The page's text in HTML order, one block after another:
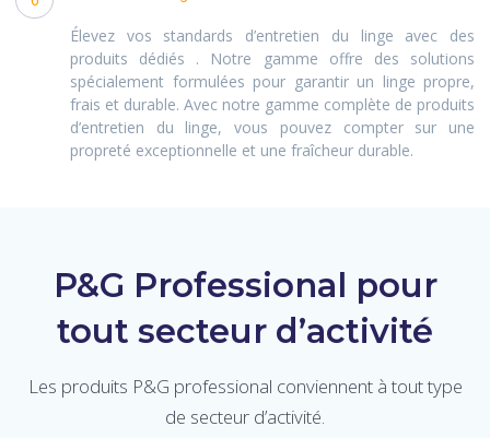
Élevez vos standards d’entretien du linge avec des
produits dédiés . Notre gamme offre des solutions
spécialement formulées pour garantir un linge propre,
frais et durable. Avec notre gamme complète de produits
d’entretien du linge, vous pouvez compter sur une
propreté exceptionnelle et une fraîcheur durable.
P&G Professional pour
tout secteur d’activité
Les produits P&G professional conviennent à tout type
de secteur d’activité.